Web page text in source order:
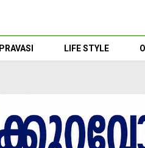
PRAVASI LIFE STYLE